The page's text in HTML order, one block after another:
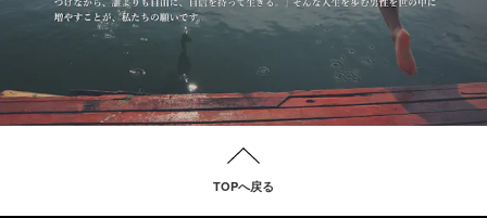
TOPへ戻る